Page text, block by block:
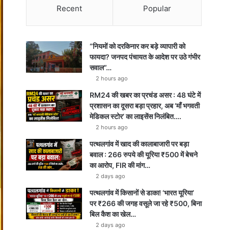
Recent Popular
“नियमों को दरकिनार कर बड़े व्यापारी को
फायदा? जनपद पंचायत के आदेश पर उठे गंभीर
सवाल”…
2 hours ago
RM24 की खबर का प्रचंड असर : 48 घंटे में
प्रशासन का दूसरा बड़ा प्रहार, अब ‘माँ भगवती
मेडिकल स्टोर’ का लाइसेंस निलंबित….
2 hours ago
पत्थलगांव में खाद की कालाबाजारी पर बड़ा
बवाल : 266 रुपये की यूरिया ₹500 में बेचने
का आरोप, FIR की मांग…
2 days ago
पत्थलगांव में किसानों से डाका! ‘भारत यूरिया’
पर ₹266 की जगह वसूले जा रहे ₹500, बिना
बिल कैश का खेल…
2 days ago